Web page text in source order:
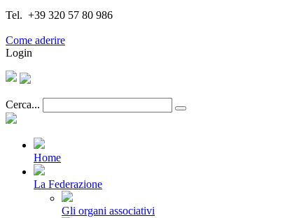
Tel. +39 320 57 80 986
Come aderire
Login
Cerca...
Home
La Federazione
Gli organi associativi